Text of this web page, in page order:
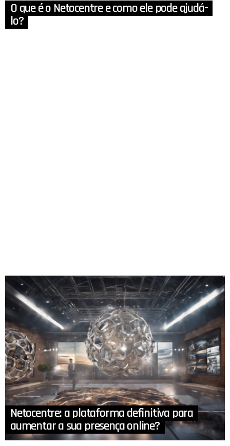
O que é o Netocentre e como ele pode ajudá-
lo?
Netocentre: a plataforma definitiva para
aumentar a sua presença online?